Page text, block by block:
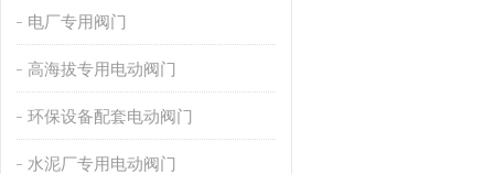
电厂专用阀门
高海拔专用电动阀门
环保设备配套电动阀门
水泥厂专用电动阀门